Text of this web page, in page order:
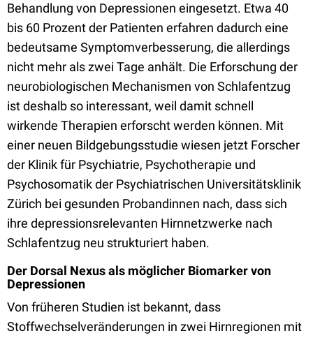
Behandlung von Depressionen eingesetzt. Etwa 40
bis 60 Prozent der Patienten erfahren dadurch eine
bedeutsame Symptomverbesserung, die allerdings
nicht mehr als zwei Tage anhält. Die Erforschung der
neurobiologischen Mechanismen von Schlafentzug
ist deshalb so interessant, weil damit schnell
wirkende Therapien erforscht werden können. Mit
einer neuen Bildgebungsstudie wiesen jetzt Forscher
der Klinik für Psychiatrie, Psychotherapie und
Psychosomatik der Psychiatrischen Universitätsklinik
Zürich bei gesunden Probandinnen nach, dass sich
ihre depressionsrelevanten Hirnnetzwerke nach
Schlafentzug neu strukturiert haben.
Der Dorsal Nexus als möglicher Biomarker von
Depressionen
Von früheren Studien ist bekannt, dass
Stoffwechselveränderungen in zwei Hirnregionen mit